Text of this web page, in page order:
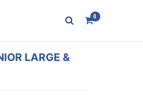
0
LARGE &